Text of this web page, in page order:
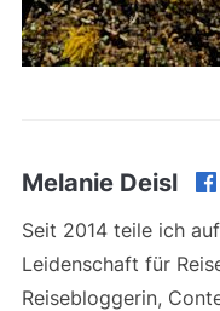
Melanie Deisl
Seit 2014 teile ich
Leidenschaft für
Reisebloggerin,